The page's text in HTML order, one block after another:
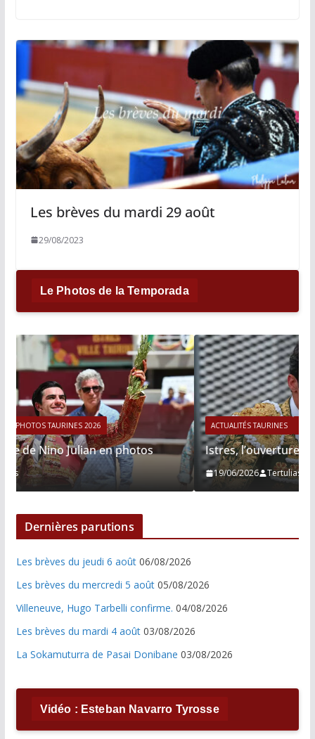
Les brèves du mardi 29 août
29/08/2023
Le Photos de la Temporada
ACTUALITÉS TAURINES PHOTOS TAURINES 2026
Istres, l’ouverture en photos
19/06/2026 Tertulias
Dernières parutions
Les brèves du jeudi 6 août 06/08/2026
Les brèves du mercredi 5 août 05/08/2026
Villeneuve, Hugo Tarbelli confirme. 04/08/2026
Les brèves du mardi 4 août 03/08/2026
La Sokamuturra de Pasai Donibane 03/08/2026
Vidéo : Esteban Navarro Tyrosse